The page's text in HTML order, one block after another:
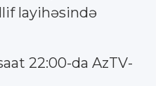
layihəsində
22:00-da AzTV-